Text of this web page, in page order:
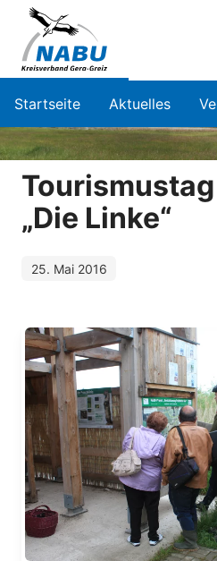
Startseite Aktuelles
„Die Linke“
25. Mai 2016